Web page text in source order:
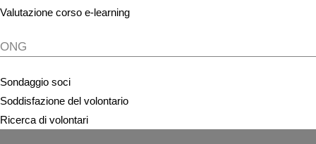
Valutazione corso e-learning
ONG
Sondaggio soci
Soddisfazione del volontario
Ricerca di volontari